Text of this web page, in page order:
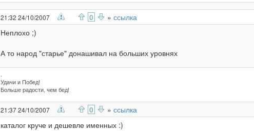
21:32 24/10/2007 0 » ссылка
Неплохо ;)
А то народ "старье" донашивал на больших уровнях
.
Удачи и Побед!
Больше радости, чем бед!
21:37 24/10/2007 0 » ссылка
каталог круче и дешевле именных :)